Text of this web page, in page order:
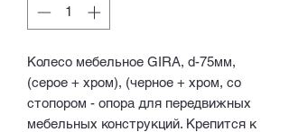
Колесо мебельное GIRA, d-75мм,
(серое + хром), (черное + хром, со
стопором - опора для передвижных
мебельных конструкций. Крепится к